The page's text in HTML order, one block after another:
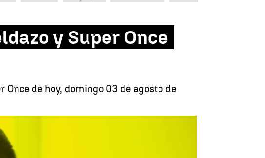
y Super Once
Once de hoy, domingo 03 de agosto de